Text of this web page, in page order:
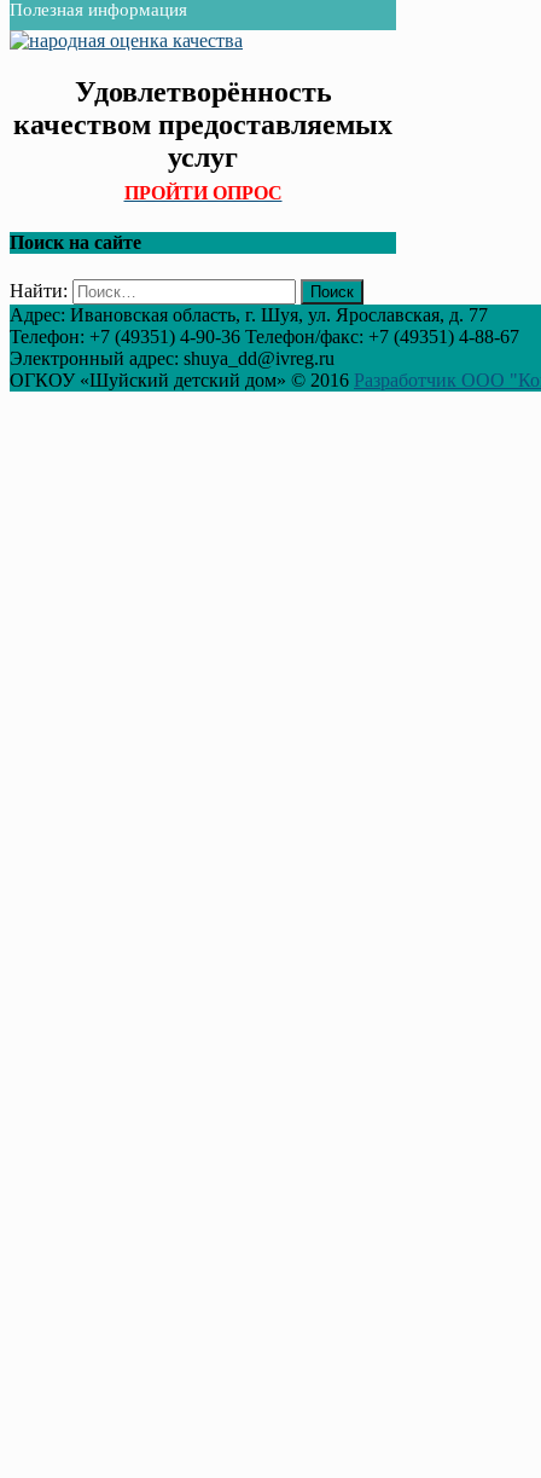
Полезная информация
Удовлетворённость
качеством предоставляемых
услуг
ПРОЙТИ ОПРОС
Поиск на сайте
Найти:
Адрес: Ивановская область, г. Шуя, ул. Ярославская, д. 77
Телефон: +7 (49351) 4-90-36 Телефон/факс: +7 (49351) 4-88-67
Электронный адрес: shuya_dd@ivreg.ru
ОГКОУ «Шуйский детский дом» © 2016 Разработчик ООО